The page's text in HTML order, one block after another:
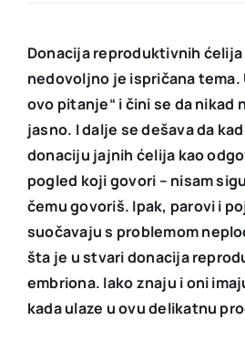
Donacija reproduktivnih
nedovoljno je ispričana
ovo pitanje“ i čini se da nikad
jasno. I dalje se dešava da
donaciju jajnih ćelija kao
pogled koji govori – nisam
čemu govoriš. Ipak, parovi i
suočavaju s problemom
šta je u stvari donacija
embriona. Iako znaju i oni
kada ulaze u ovu delikatnu